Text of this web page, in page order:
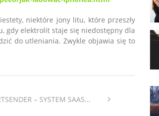
niektóre jony litu, które przeszły
gdy elektrolit staje się niedostępny dla
do utleniania. Zwykle objawia się to
– SYSTEM SAAS...